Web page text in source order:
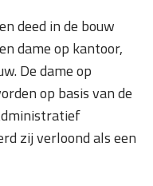
deed in de bouw
dame op kantoor,
De dame op
op basis van de
zij verloond als een